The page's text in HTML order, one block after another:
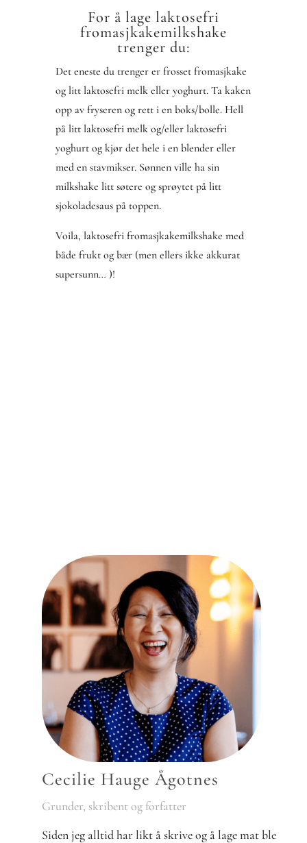
For å lage laktosefri
fromasjkakemilkshake
trenger du:
Det eneste du trenger er frosset fromasjkake
og litt laktosefri melk eller yoghurt. Ta kaken
opp av fryseren og rett i en boks/bolle. Hell
på litt laktosefri melk og/eller laktosefri
yoghurt og kjør det hele i en blender eller
med en stavmikser. Sønnen ville ha sin
milkshake litt søtere og sprøytet på litt
sjokoladesaus på toppen.
Voila, laktosefri fromasjkakemilkshake med
både frukt og bær (men ellers ikke akkurat
supersunn… )!
Cecilie Hauge Ågotnes
Grunder, skribent og forfatter
Siden jeg alltid har likt å skrive og å lage mat ble